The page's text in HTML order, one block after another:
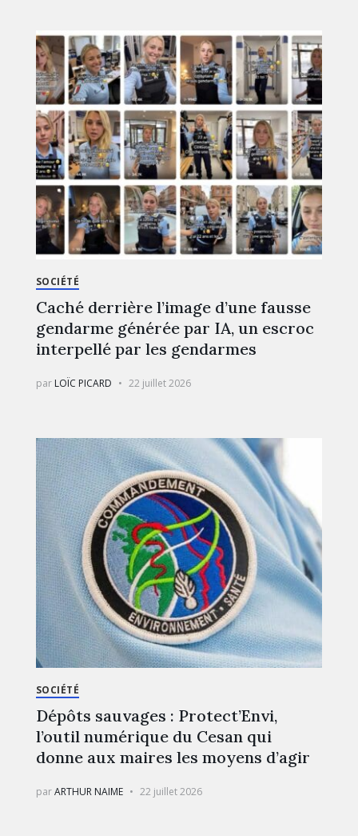
SOCIÉTÉ
Caché derrière l’image d’une fausse
gendarme générée par IA, un escroc
interpellé par les gendarmes
par LOÏC PICARD 22 juillet 2026
SOCIÉTÉ
Dépôts sauvages : Protect’Envi,
l’outil numérique du Cesan qui
donne aux maires les moyens d’agir
parARTHUR NAIME 22 juillet 2026